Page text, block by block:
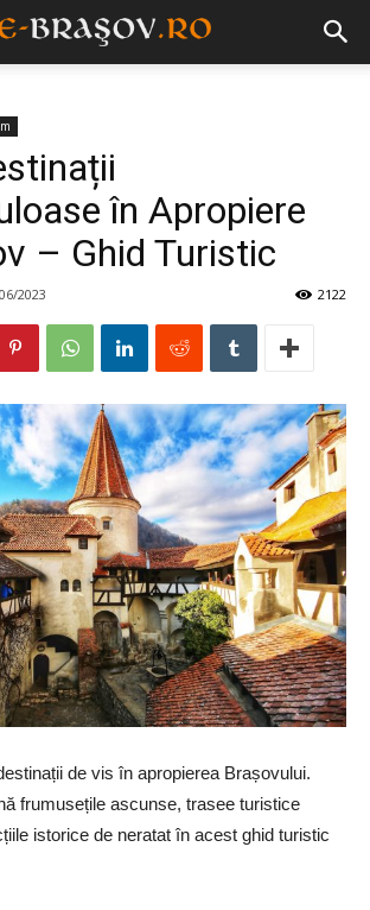
în Apropiere
– Ghid Turistic
2023 2122
de vis în apropierea Brașovului.
frumusețile ascunse, trasee turistice
istorice de neratat în acest ghid turistic